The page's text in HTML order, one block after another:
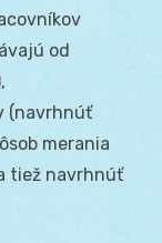
od
(navrhnúť
merania
tiež navrhnúť